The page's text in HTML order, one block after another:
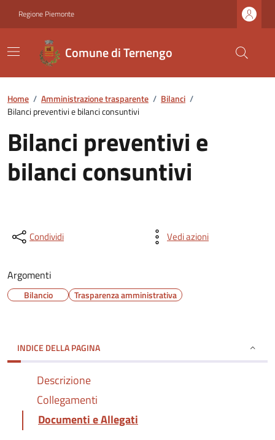
Regione Piemonte
Comune di Ternengo
Home / Amministrazione trasparente / Bilanci /
Bilanci preventivi e bilanci consuntivi
Bilanci preventivi e
bilanci consuntivi
Condividi Vedi azioni
Argomenti
Bilancio Trasparenza amministrativa
INDICE DELLA PAGINA
Descrizione
Collegamenti
Documenti e Allegati